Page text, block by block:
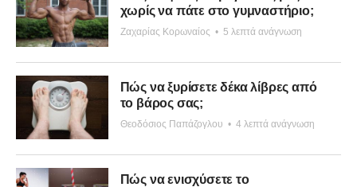
χωρίς να πάτε στο γυμναστήριο;
Ζαχαρίας Κορωναίος • 5 λεπτά ανάγνωση
Πώς να ξυρίσετε δέκα λίβρες από
το βάρος σας;
Θεοδόσιος Παπάζογλου • 4 λεπτά ανάγνωση
Πώς να ενισχύσετε το